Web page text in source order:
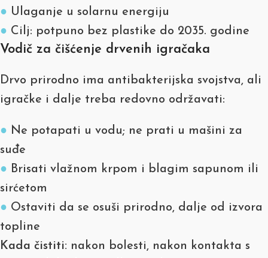
● Ulaganje u solarnu energiju
● Cilj: potpuno bez plastike do 2035. godine
Vodič za čišćenje drvenih igračaka
Drvo prirodno ima antibakterijska svojstva, ali
igračke i dalje treba redovno održavati:
● Ne potapati u vodu; ne prati u mašini za
suđe
● Brisati vlažnom krpom i blagim sapunom ili
sirćetom
● Ostaviti da se osuši prirodno, dalje od izvora
topline
Kada čistiti: nakon bolesti, nakon kontakta s